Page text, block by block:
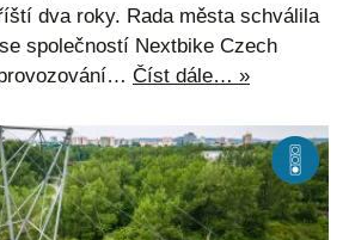
dva roky. Rada města schválila
společností Nextbike Czech
Číst dále… »